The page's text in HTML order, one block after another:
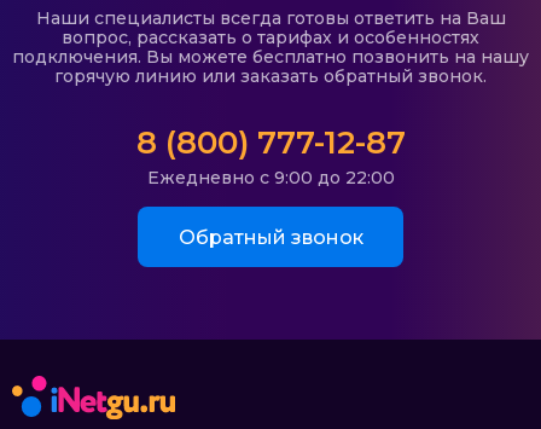
Наши специалисты всегда готовы ответить на Ваш
вопрос, рассказать о тарифах и особенностях
подключения. Вы можете бесплатно позвонить на нашу
горячую линию или заказать обратный звонок.
8 (800) 777-12-87
Ежедневно с 9:00 до 22:00
Обратный звонок